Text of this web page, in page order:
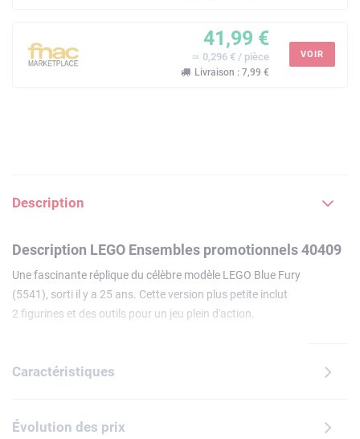
41,99 €
≃ 0,296 € / pièce
Livraison : 7,99 €
VOIR
Description
Description LEGO Ensembles promotionnels 40409
Une fascinante réplique du célèbre modèle LEGO Blue Fury
(5541), sorti il y a 25 ans. Cette version plus petite inclut
2 figurines et des outils pour un jeu plein d'action.
Caractéristiques
Évolution des prix